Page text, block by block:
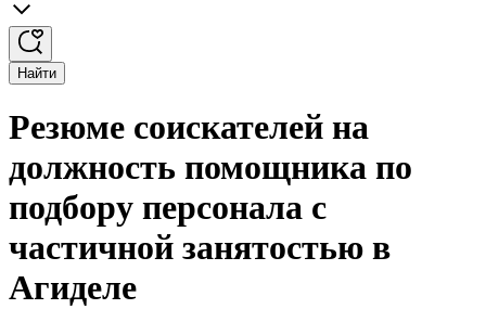
Найти
Резюме соискателей на
должность помощника по
подбору персонала с
частичной занятостью в
Агиделе